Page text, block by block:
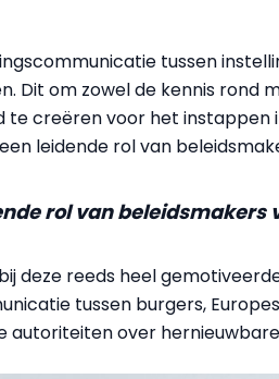
tussen
Dit om zowel de kennis rond
creëren voor het instappen
leidende rol van
rol van beleidsmakers
deze reeds heel
tussen burgers,
autoriteiten over